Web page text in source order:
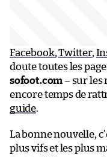
Facebook,Twitter,
doute toutes les
sofoot.com – sur les
encore temps de
guide.
La bonne nouvelle,
plus vifs et les plus